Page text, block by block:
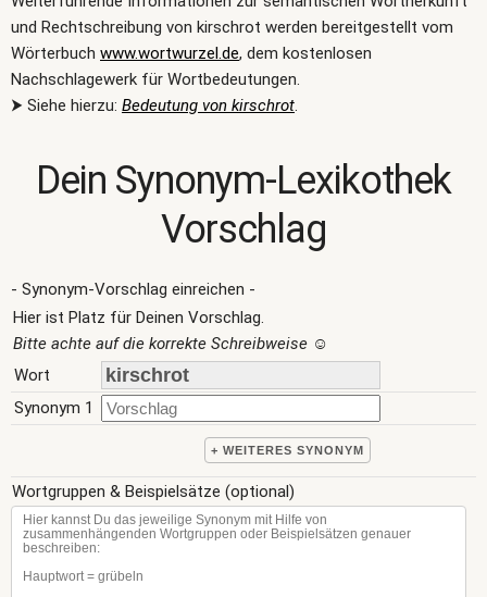
und Rechtschreibung von kirschrot werden bereitgestellt vom
Wörterbuch www.wortwurzel.de, dem kostenlosen
Nachschlagewerk für Wortbedeutungen.
⮞ Siehe hierzu: Bedeutung von kirschrot.
Dein Synonym-Lexikothek
Vorschlag
- Synonym-Vorschlag einreichen -
Hier ist Platz für Deinen Vorschlag.
Bitte achte auf die korrekte Schreibweise ☺
Wort
Synonym 1
+ WEITERES SYNONYM
Wortgruppen & Beispielsätze (optional)